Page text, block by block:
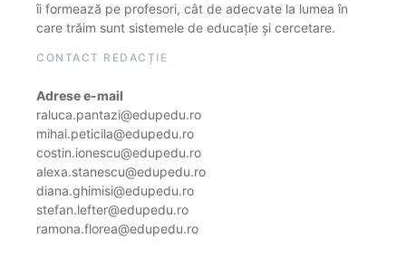
îi formează pe profesori, cât de adecvate la lumea în
care trăim sunt sistemele de educație și cercetare.
CONTACT REDACȚIE
Adrese e-mail
raluca.pantazi@edupedu.ro
mihai.peticila@edupedu.ro
costin.ionescu@edupedu.ro
alexa.stanescu@edupedu.ro
diana.ghimisi@edupedu.ro
stefan.lefter@edupedu.ro
ramona.florea@edupedu.ro